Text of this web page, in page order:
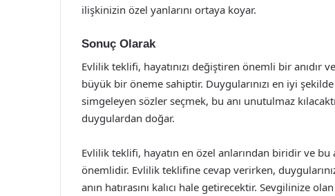
ilişkinizin özel yanlarını ortaya koyar.
Sonuç Olarak
Evlilik teklifi, hayatınızı değiştiren önemli bir anıdır
büyük bir öneme sahiptir. Duygularınızı en iyi
simgeleyen sözler seçmek, bu anı unutulmaz
duygulardan doğar.
Evlilik teklifi, hayatın en özel anlarından biridir ve bu
önemlidir. Evlilik teklifine cevap verirken,
anın hatırasını kalıcı hale getirecektir. Sevgilinize